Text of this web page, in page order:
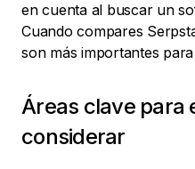
en cuenta al buscar un
Cuando compares
son más importantes
Áreas clave para
considerar